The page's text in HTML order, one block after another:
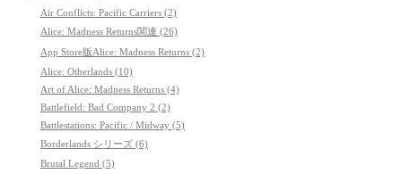
Air Conflicts: Pacific Carriers (2)
Alice: Madness Returns関連 (26)
App Store版Alice: Madness Returns (2)
Alice: Otherlands (10)
Art of Alice: Madness Returns (4)
Battlefield: Bad Company 2 (2)
Battlestations: Pacific / Midway (5)
Borderlands シリーズ (6)
Brutal Legend (5)